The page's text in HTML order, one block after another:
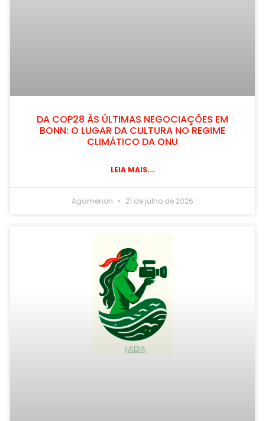
DA COP28 ÀS ÚLTIMAS NEGOCIAÇÕES EM
BONN: O LUGAR DA CULTURA NO REGIME
CLIMÁTICO DA ONU
LEIA MAIS...
Agamenon 21 de julho de 2026